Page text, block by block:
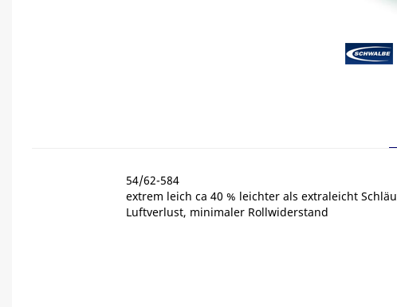
54/62-584
extrem leich ca 40 % leichter als extraleicht
Luftverlust, minimaler Rollwiderstand